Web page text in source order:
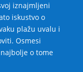
iznajmljeni
iskustvo o
plažu uvalu i
Osmesi
o tome